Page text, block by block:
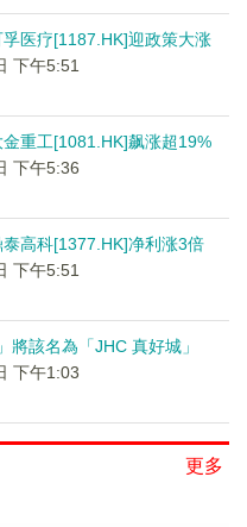
孚医疗[1187.HK]迎政策大涨
下午5:51
金重工[1081.HK]飙涨超19%
下午5:36
泰高科[1377.HK]净利涨3倍
下午5:51
將該名為「JHC 真好城」
下午1:03
更多